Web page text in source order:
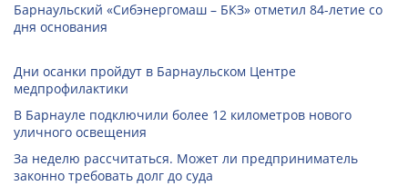
Барнаульский «Сибэнергомаш – БКЗ» отметил 84-летие со
дня основания
Дни осанки пройдут в Барнаульском Центре
медпрофилактики
В Барнауле подключили более 12 километров нового
уличного освещения
За неделю рассчитаться. Может ли предприниматель
законно требовать долг до суда